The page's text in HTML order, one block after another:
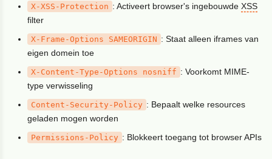
X-XSS-Protection : Activeert browser's ingebouwdeXSS
filter
X-Frame-Options SAMEORIGIN : Staat alleen iframes van
eigen domein toe
X-Content-Type-Options nosniff : Voorkomt MIME-
type verwisseling
Content-Security-Policy : Bepaalt welke resources
geladen mogen worden
Permissions-Policy : Blokkeert toegang tot browser APIs